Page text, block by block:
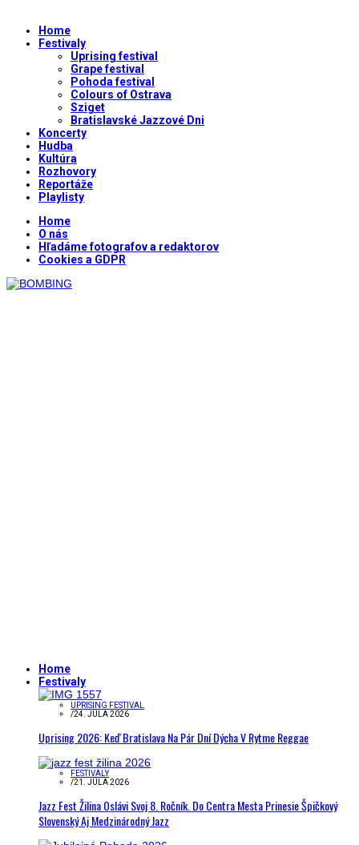
Home
Festivaly
Uprising festival
Grape festival
Pohoda festival
Colours of Ostrava
Sziget
Bratislavské Jazzové Dni
Koncerty
Hudba
Kultúra
Rozhovory
Reportáže
Playlisty
Home
O nás
Hľadáme fotografov a redaktorov
Cookies a GDPR
Home
Festivaly
UPRISING FESTIVAL
/24. JÚLA 2026
Uprising 2026: Keď Bratislava Na Pár Dní Dýcha V Rytme Reggae
FESTIVALY
/21. JÚLA 2026
Jazz Fest Žilina Oslávi Svoj 8. Ročník. Do Centra Mesta Prinesie Špičkový
Slovenský Aj Medzinárodný Jazz